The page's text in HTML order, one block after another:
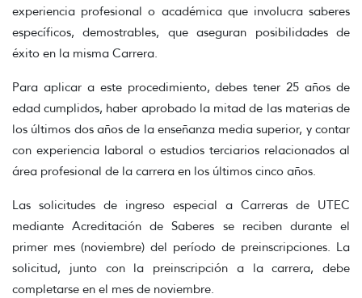
experiencia profesional o académica que involucra saberes
específicos, demostrables, que aseguran posibilidades de
éxito en la misma Carrera.
Para aplicar a este procedimiento, debes tener 25 años de
edad cumplidos, haber aprobado la mitad de las materias de
los últimos dos años de la enseñanza media superior, y contar
con experiencia laboral o estudios terciarios relacionados al
área profesional de la carrera en los últimos cinco años.
Las solicitudes de ingreso especial a Carreras de UTEC
mediante Acreditación de Saberes se reciben durante el
primer mes (noviembre) del período de preinscripciones. La
solicitud, junto con la preinscripción a la carrera, debe
completarse en el mes de noviembre.